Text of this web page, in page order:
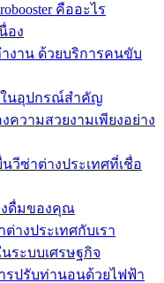
คืออะไร
อง
ำงาน ด้วยบริการคนขับ
งในอุปกรณ์สำคัญ
ความสวยงามเพียงอย่าง
วีซ่าต่างประเทศที่เชื่อ
งดื่มของคุณ
างประเทศกับเรา
ระบบเศรษฐกิจ
รปรับท่านอนด้วยไฟฟ้า